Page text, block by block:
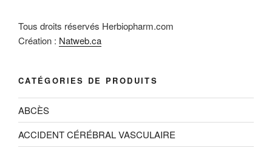
Tous droits réservés Herbiopharm.com
Création : Natweb.ca
CATÉGORIES DE PRODUITS
ABCÈS
ACCIDENT CÉRÉBRAL VASCULAIRE